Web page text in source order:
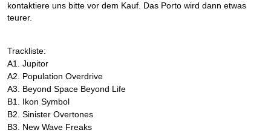
kontaktiere uns bitte vor dem Kauf. Das Porto wird dann etwas
teurer.
Trackliste:
A1. Jupitor
A2. Population Overdrive
A3. Beyond Space Beyond Life
B1. Ikon Symbol
B2. Sinister Overtones
B3. New Wave Freaks